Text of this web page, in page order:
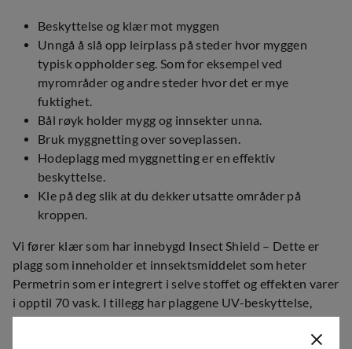
Beskyttelse og klær mot myggen
Unngå å slå opp leirplass på steder hvor myggen
typisk oppholder seg. Som for eksempel ved
myrområder og andre steder hvor det er mye
fuktighet.
Bål røyk holder mygg og innsekter unna.
Bruk myggnetting over soveplassen.
Hodeplagg med myggnetting er en effektiv
beskyttelse.
Kle på deg slik at du dekker utsatte områder på
kroppen.
Vi fører klær som har innebygd Insect Shield – Dette er
plagg som inneholder et innsektsmiddelet som heter
Permetrin som er integrert i selve stoffet og effekten varer
i opptil 70 vask. I tillegg har plaggene UV-beskyttelse,
luktstopper og tørker ekstra hurtig.